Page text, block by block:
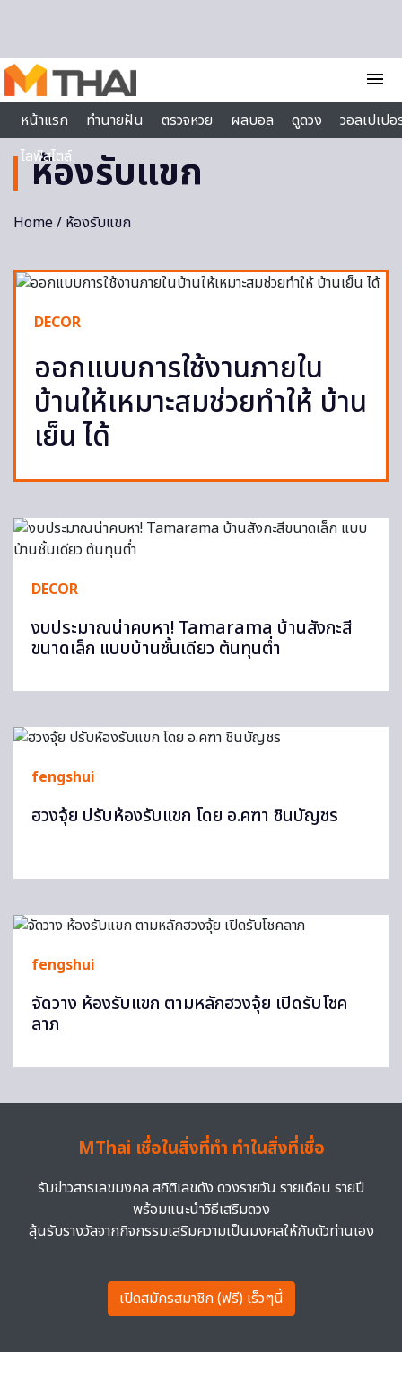
menu
หน้าแรก
ทำนายฝัน ตรวจหวย ผลบอล ดูดวง
วอลเปเป
ไลฟ์สไตล์
ห้องรับแขก
Home/ ห้องรับแขก
DECOR
ออกแบบการใช้งานภายใน
บ้านให้เหมาะสมช่วยทำให้ บ้าน
เย็น ได้
DECOR
งบประมาณน่าคบหา! Tamarama บ้านสังกะสี
ขนาดเล็ก แบบบ้านชั้นเดียว ต้นทุนต่ำ
fengshui
ฮวงจุ้ย ปรับห้องรับแขก โดย อ.คฑา ชินบัญชร
fengshui
จัดวาง ห้องรับแขก ตามหลักฮวงจุ้ย เปิดรับโชค
ลาภ
MThai เชื่อในสิ่งที่ทำ ทำในสิ่งที่เชื่อ
รับข่าวสารเลขมงคล สถิติเลขดัง ดวงรายวัน รายเดือน รายปี
พร้อมแนะนำวิธีเสริมดวง
ลุ้นรับรางวัลจากกิจกรรมเสริมความเป็นมงคลให้กับตัวท่านเอง
เปิดสมัครสมาชิก (ฟรี) เร็วๆนี้